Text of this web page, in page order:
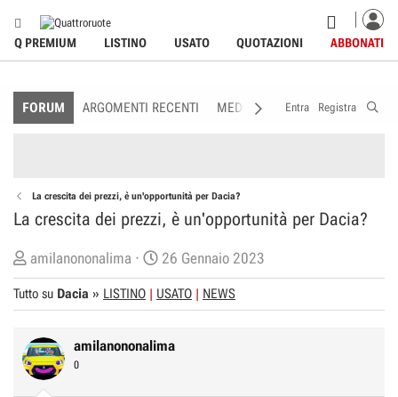
Q PREMIUM LISTINO USATO QUOTAZIONI ABBONATI
FORUM ARGOMENTI RECENTI MEDIA MEMBRI
Entra Registra
La crescita dei prezzi, è un'opportunità per Dacia?
La crescita dei prezzi, è un'opportunità per Dacia?
C
r
e
t
o
amilanononalima
D
a
t
d
26 Gennaio 2023
Tutto su Dacia » LISTINO USATO NEWS
amilanononalima
0